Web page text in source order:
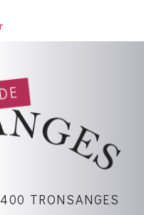
TRONSANGES